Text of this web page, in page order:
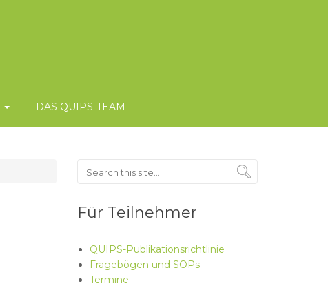
DAS QUIPS-TEAM
Search
Für Teilnehmer
QUIPS-Publikationsrichtlinie
Fragebögen und SOPs
Termine